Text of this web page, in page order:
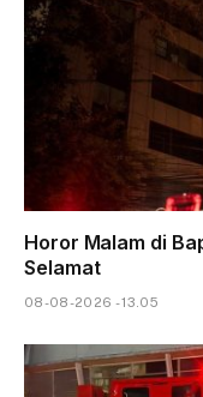
Horor Malam di
Selamat
08-08-2026 - 13.05